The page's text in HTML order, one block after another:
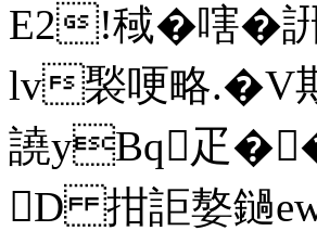
E2!稢�嗐�
lv褧哽略.�V
譊yBq疋�
D 拑詎嫯鐹